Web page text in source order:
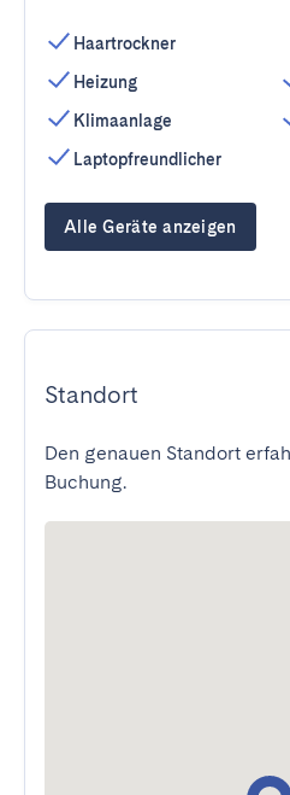
Haartrockner
Heizung
Klimaanlage
Laptopfreundlicher
Alle Geräte anzeigen
Standort
Den genauen Standort
Buchung.